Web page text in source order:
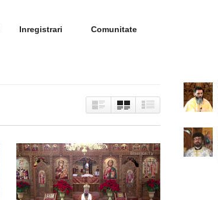
Inregistrari Comunitate